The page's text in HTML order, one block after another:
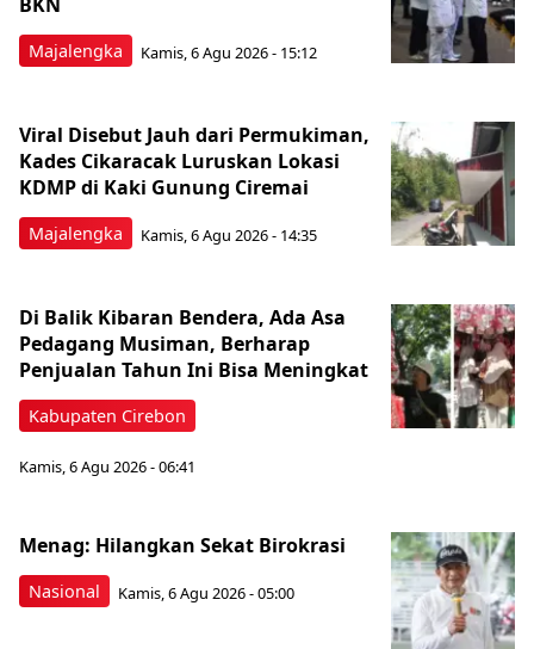
Majalengka Kamis, 6 Agu 2026 - 15:12
Majalengka
Viral Disebut Jauh dari Permukiman,
Kades Cikaracak Luruskan Lokasi
KDMP di Kaki Gunung Ciremai
Kamis, 6 Agu 2026 - 14:35
Kabupaten Cirebon
Di Balik Kibaran Bendera, Ada Asa
Pedagang Musiman, Berharap
Penjualan Tahun Ini Bisa Meningkat
Kamis, 6 Agu 2026 - 06:41
Nasional
Menag: Hilangkan Sekat Birokrasi
Kamis, 6 Agu 2026 - 05:00